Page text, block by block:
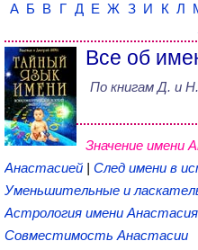
А Б В Г Д Е Ж З И К Л
Все об
По книгам Д. и
Значение имени
Анастасией | След имени в
Уменьшительные и
Астрология имени Анастасия
Совместимость Анастасии